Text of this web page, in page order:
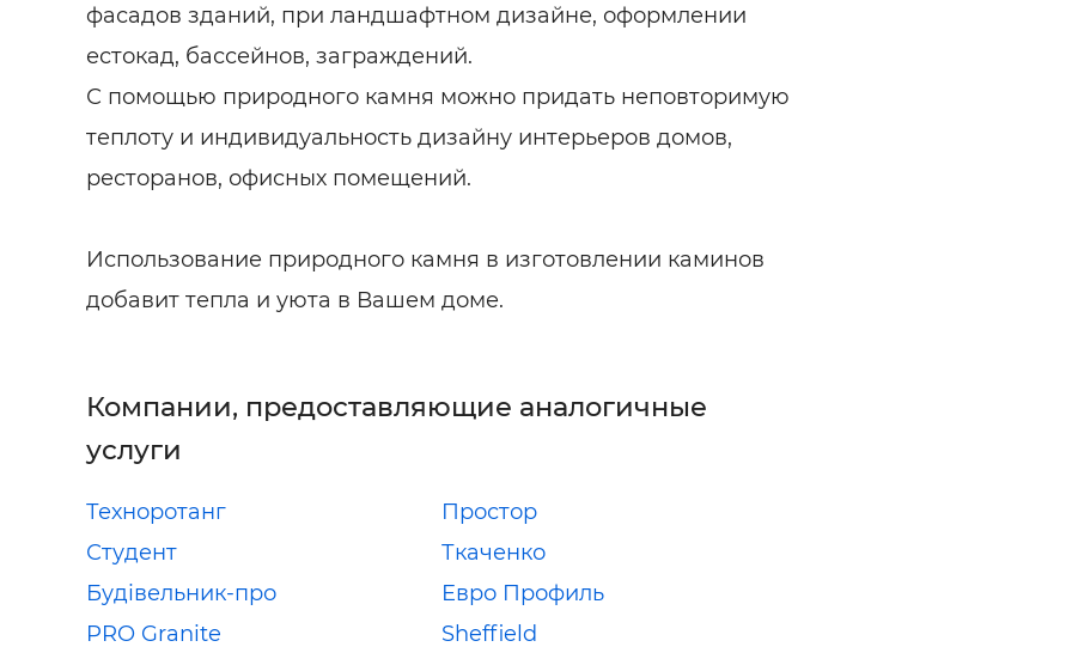
фасадов зданий, при ландшафтном дизайне, оформлении
естокад, бассейнов, заграждений.
С помощью природного камня можно придать неповторимую
теплоту и индивидуальность дизайну интерьеров домов,
ресторанов, офисных помещений.
Использование природного камня в изготовлении каминов
добавит тепла и уюта в Вашем доме.
Компании, предоставляющие аналогичные
услуги
Техноротанг
Простор
Студент
Ткаченко
Будівельник-про
Евро Профиль
PRO Granite
Sheffield